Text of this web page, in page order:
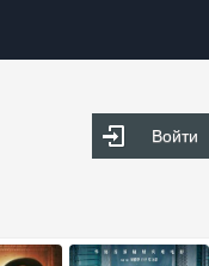
Войти